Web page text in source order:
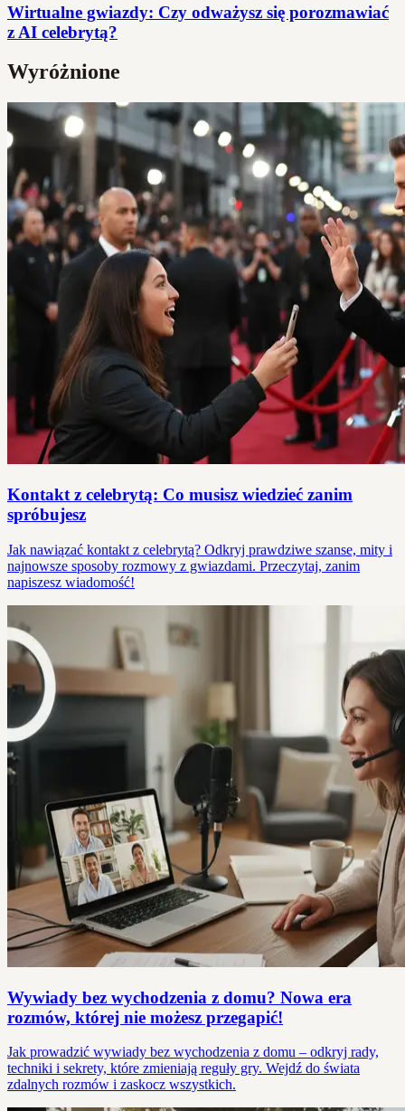
Wirtualne gwiazdy: Czy odważysz się porozmawiać
z AI celebrytą?
Wyróżnione
Kontakt z celebrytą: Co musisz wiedzieć zanim
spróbujesz
Jak nawiązać kontakt z celebrytą? Odkryj prawdziwe szanse, mity i
najnowsze sposoby rozmowy z gwiazdami. Przeczytaj, zanim
napiszesz wiadomość!
Wywiady bez wychodzenia z domu? Nowa era
rozmów, której nie możesz przegapić!
Jak prowadzić wywiady bez wychodzenia z domu – odkryj rady,
techniki i sekrety, które zmieniają reguły gry. Wejdź do świata
zdalnych rozmów i zaskocz wszystkich.